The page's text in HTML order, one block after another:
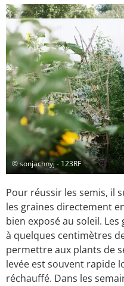
© sonjachnyj - 123RF
Pour réussir les semis, il
les graines directement
bien exposé au soleil.
à quelques centimètres
permettre aux plants de
levée est souvent rapide
réchauffé. Dans les